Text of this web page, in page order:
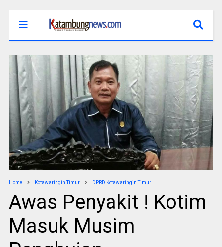
Home Kotawaringin Timur DPRD Kotawaringin Timur
Awas Penyakit ! Kotim
Masuk Musim